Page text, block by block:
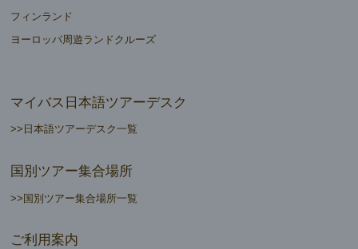
フィンランド
ヨーロッパ周遊ランドクルーズ
マイバス日本語ツアーデスク
>>日本語ツアーデスク一覧
国別ツアー集合場所
>>国別ツアー集合場所一覧
ご利用案内